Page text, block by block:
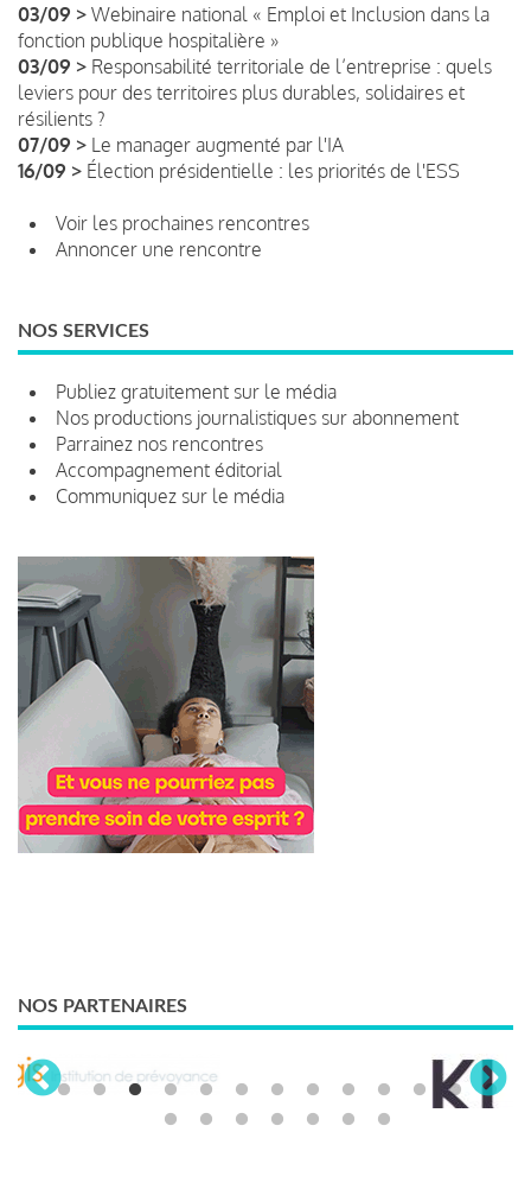
03/09 > Webinaire national « Emploi et Inclusion dans la
fonction publique hospitalière »
03/09 > Responsabilité territoriale de l’entreprise : quels
leviers pour des territoires plus durables, solidaires et
résilients ?
07/09 > Le manager augmenté par l'IA
16/09 > Élection présidentielle : les priorités de l'ESS
Voir les prochaines rencontres
Annoncer une rencontre
NOS SERVICES
Publiez gratuitement sur le média
Nos productions journalistiques sur abonnement
Parrainez nos rencontres
Accompagnement éditorial
Communiquez sur le média
NOS PARTENAIRES